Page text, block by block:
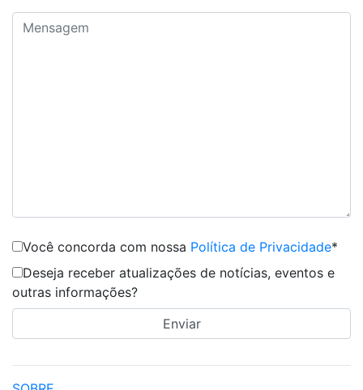
Você concorda com nossa Política de Privacidade*
Deseja receber atualizações de notícias, eventos e
outras informações?